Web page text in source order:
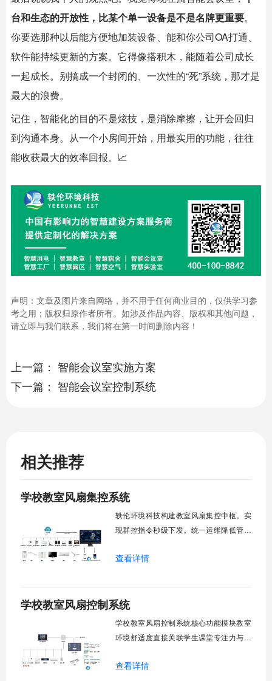
台和生态的开放性，比某个单一设备是不是名牌更重要。
你要选那种以后能方便地加装设备、能和你公司OA打通、
软件能持续更新的方案。它得像搭积木，能随着公司成长
一起成长。别搞成一个封闭的、一次性的“死”系统，那才是
最大的浪费。
记住，智能化的目的不是炫技，是消除摩擦，让开会回归
到沟通本身。从一个小房间开始，用最实用的功能，往往
能收获最大的效率回报。📈
声明：文章及图片来自网络，并不用于任何商业目的，仅供学习参
考之用；版权归原作者所有。如涉及作品内容、版权和其他问题，
请立即与我们联系，我们将在第一时间删除内容！
上一篇： 智能会议室实施方案
下一篇： 智能会议室控制系统
相关推荐
学校教室风扇集控系统
轶伦环境科技构建教室风扇集控中枢。实
现群控指令秒级下发。统一运维降低管理
巡检盲区。保障教学环境温湿度适宜。数
块清单：远程集中控制。智能定时调度。
环境自适应调节。能耗监测统计。故障预
查看详情
学校教室风扇控制系统
学校教室风扇控制系统核心功能模块教室
环境舒适度直接关联学生课堂专注力与学
领域，打造教室风扇控制系统，实现温度
查看详情